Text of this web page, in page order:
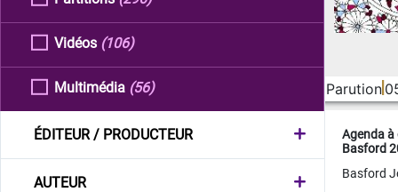
Vidéos (106)
Multimédia (56)
ÉDITEUR / PRODUCTEUR
AUTEUR
Parution
Agenda
Basford
Basford